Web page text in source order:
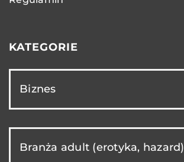
KATEGORIE
Biznes
Branża adult (erotyka, hazard)